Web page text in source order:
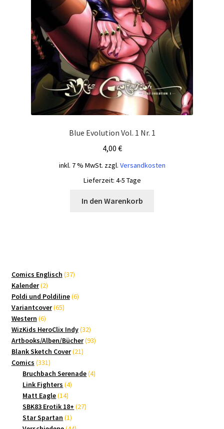
Blue Evolution Vol. 1 Nr. 1
4,00 €
inkl. 7 % MwSt. zzgl. Versandkosten
Lieferzeit: 4-5 Tage
In den Warenkorb
Comics Englisch 3737
Kalender 22
Produkte
Poldi und Poldiline 66
Variantcover 6565
Western 66
Produkte
WizKids HeroClix Indy 3232
Produkte
Artbooks/Alben/Bücher 9393
Blank Sketch Cover 2121
Comics 331331
Produkte
Bruchbach Serenade 44
Link Fighters 44
Matt Eagle 1414
Produkte
SBK83 Erotik 18+ 2727
Star Spartan 11